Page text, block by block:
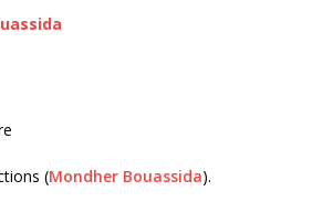
(Mondher Bouassida).